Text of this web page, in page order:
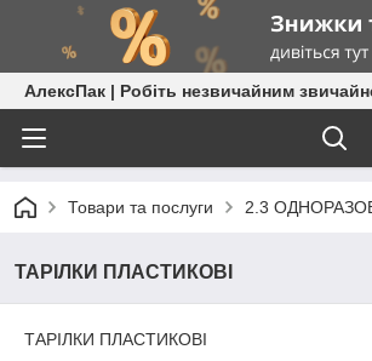
АлексПак | Робіть незвичайним
Товари та послуги 2.3
ТАРІЛКИ ПЛАСТИКОВІ
ТАРІЛКИ ПЛАСТИКОВІ